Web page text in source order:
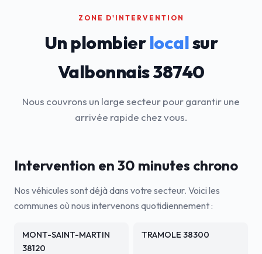
ZONE D'INTERVENTION
Un plombierlocalsur
Valbonnais 38740
Nous couvrons un large secteur pour garantir une
arrivée rapide chez vous.
Intervention en 30 minutes chrono
Nos véhicules sont déjà dans votre secteur. Voici les
communes où nous intervenons quotidiennement :
MONT-SAINT-MARTIN
38120
TRAMOLE 38300